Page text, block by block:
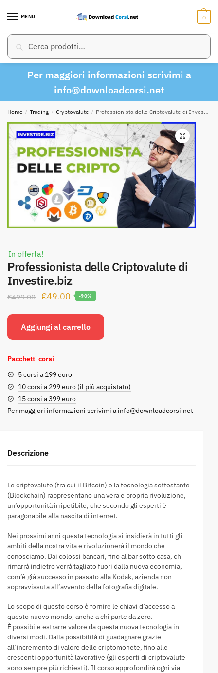
MENU
Cerca:Cerca
0
Per maggiori informazioni scrivimi a
info@downloadcorsi.net
Home / Trading / Cryptovalute / Professionista delle Criptovalute di Investire.biz
In offerta!
Professionista delle Criptovalute di
Investire.biz
€499.00
Il
originale
€49.00 Il
attuale
-90%
Aggiungi al carrello
Pacchetti corsi
5 corsi a 199 euro
10 corsi a 299 euro (il più acquistato)
15 corsi a 399 euro
Per maggiori informazioni scrivimi a info@downloadcorsi.net
Descrizione
Le criptovalute (tra cui il Bitcoin) e la tecnologia sottostante
(Blockchain) rappresentano una vera e propria rivoluzione,
un’opportunità irripetibile, che secondo gli esperti è
paragonabile alla nascita di internet.
Nei prossimi anni questa tecnologia si insidierà in tutti gli
ambiti della nostra vita e rivoluzionerà il mondo che
conosciamo. Dai colossi bancari, fino al bar sotto casa, chi
rimarrà indietro verrà tagliato fuori dalla nuova economia,
com’è già successo in passato alla Kodak, azienda non
sopravvissuta all’avvento della fotografia digitale.
Lo scopo di questo corso è fornire le chiavi d’accesso a
questo nuovo mondo, anche a chi parte da zero.
È possibile estrarre valore da questa nuova tecnologia in
diversi modi. Dalla possibilità di guadagnare grazie
all’incremento di valore delle criptomonete, fino alle
crescenti opportunità lavorative (gli esperti di criptovalute
sono sempre più richiesti). Il corso approfondirà ogni via